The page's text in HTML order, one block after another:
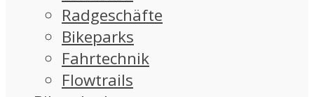
Radgeschäfte
Bikeparks
Fahrtechnik
Flowtrails